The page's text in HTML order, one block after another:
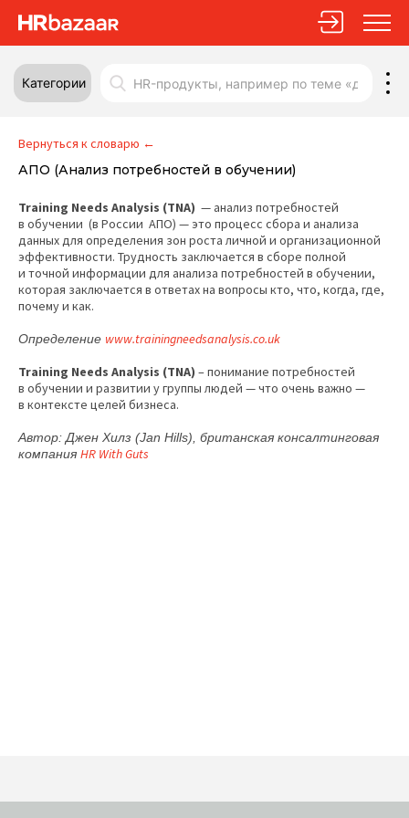
Категории
Вернуться к словарю ←
АПО (Анализ потребностей в обучении)
Training Needs Analysis (TNA) — анализ потребностей
в обучении (в России АПО) — это процесс сбора и анализа
данных для определения зон роста личной и организационной
эффективности. Трудность заключается в сборе полной
и точной информации для анализа потребностей в обучении,
которая заключается в ответах на вопросы кто, что, когда, где,
почему и как.
Определение www.trainingneedsanalysis.co.uk
Training Needs Analysis (TNA) – понимание потребностей
в обучении и развитии у группы людей — что очень важно —
в контексте целей бизнеса.
Автор: Джен Хилз (Jan Hills), британская консалтинговая
компания HR With Guts